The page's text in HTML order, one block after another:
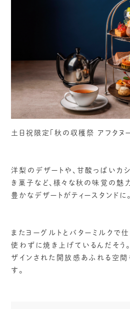
土日祝限定「秋の収穫祭 アフタヌー
洋梨のデザートや、甘酸っぱいカ
き菓子など、様々な秋の味覚の魅
豊かなデザートがティースタンドに。
またヨーグルトとバターミルクで
使わずに焼き上げているんだそう
ザインされた開放感あふれる空間
す。